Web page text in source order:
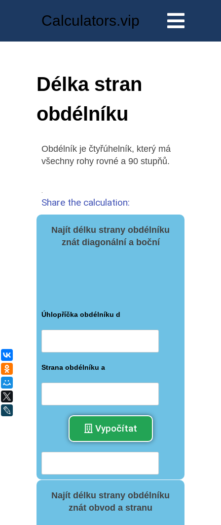
Calculators.vip
Délka stran
obdélníku
Obdélník je čtyřúhelník, který má
všechny rohy rovné a 90 stupňů.
Share the calculation:
Najít délku strany obdélníku
znát diagonální a boční
Úhlopříčka obdélníku d
Strana obdélníku a
Vypočítat
Najít délku strany obdélníku
znát obvod a stranu
ВКонтакте
Одноклассники
Мой Мир